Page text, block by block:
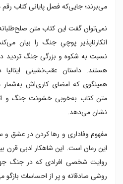
می‌برند؛ جایی‌که فصل پایانی کتاب
نمی‌توان گفت این کتاب متن
انکارناپذیر پوچیِ جنگ را بیان
نسبت به شکوه و بزرگی جنگ تردید
هستند. داستان عقب‌نشینی ایتالیا
همینگوی که امضای کاری‌اش
متن کتاب به‌خوبی خشونت جنگ و
نشان می‌دهد.
مفهوم وفاداری و رها کردن در عشق
این رمان است. این شاهکار ادبی قرن
روایت شخصی افرادی که در جنگ
روشی صادقانه و پر از احساسات بازگو